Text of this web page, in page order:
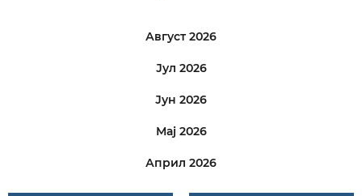
Август 2026
Јул 2026
Јун 2026
Мај 2026
Април 2026